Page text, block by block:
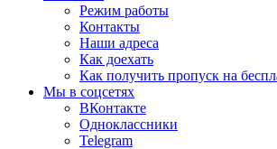
Режим работы
Контакты
Наши адреса
Как доехать
Как получить пропуск на
Мы в соцсетях
ВКонтакте
Одноклассники
Telegram